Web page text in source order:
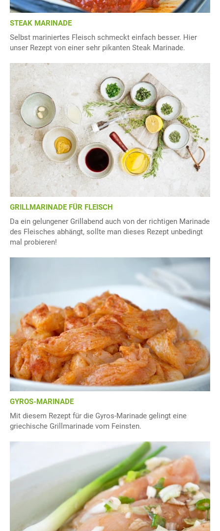
STEAK MARINADE
Selbst mariniertes Fleisch schmeckt einfach besser. Hier
unser Rezept von einer sehr pikanten Steak Marinade.
GRILLMARINADE FÜR FLEISCH
Da ein gelungener Grillabend auch von der richtigen Marinade
des Fleisches abhängt, sollte man dieses Rezept unbedingt
mal probieren!
GYROS-MARINADE
Mit diesem Rezept für die Gyros-Marinade gelingt eine
griechische Grillmarinade vom Feinsten.